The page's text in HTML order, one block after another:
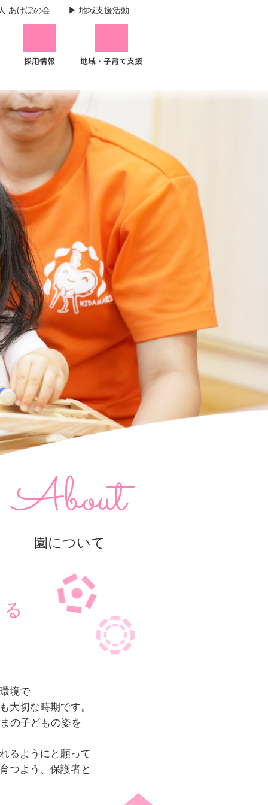
あけぼの会 地域支援活動
採用情報 地域・子育て支援
About
園について
境で
大切な時期です。
の子どもの姿を
るようにと願って
つよう、保護者と